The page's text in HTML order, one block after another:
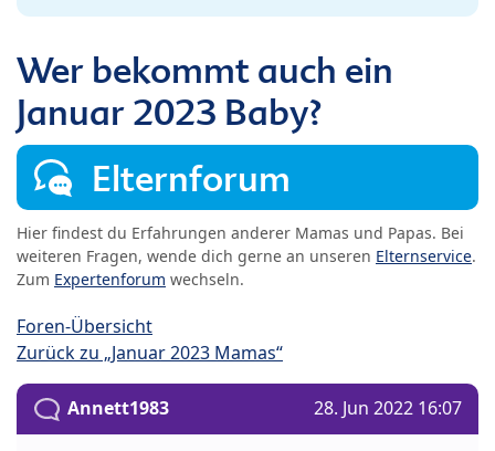
Wer bekommt auch ein
Januar 2023 Baby?
Elternforum
Hier findest du Erfahrungen anderer Mamas und Papas. Bei
weiteren Fragen, wende dich gerne an unseren Elternservice.
Zum Expertenforum wechseln.
Foren-Übersicht
Zurück zu „Januar 2023 Mamas“
Annett1983 28. Jun 2022 16:07